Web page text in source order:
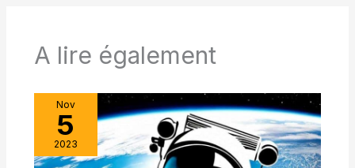
A lire également
Nov
5
2023